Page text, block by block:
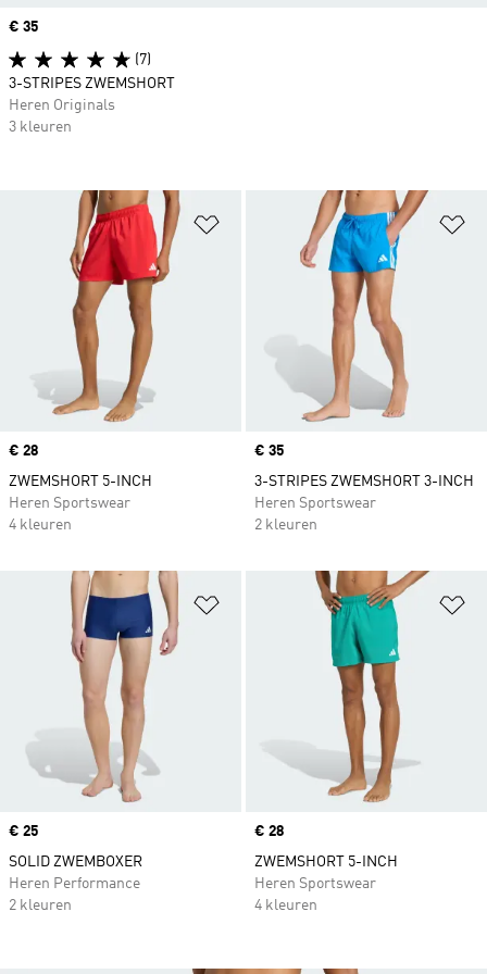
Op verlanglijst zetten
Price
€ 28
ZWEMSHORT 5-INCH
Heren Sportswear
4 kleuren
Price
€ 35
3-STRIPES ZWEMSHORT 3-INCH
Heren Sportswear
2 kleuren
Op verlanglijst zetten
Price
€ 25
SOLID ZWEMBOXER
Heren Performance
2 kleuren
Price
€ 28
ZWEMSHORT 5-INCH
Heren Sportswear
4 kleuren
Price
€ 35
(7)
3-STRIPES ZWEMSHORT
Heren Originals
3 kleuren